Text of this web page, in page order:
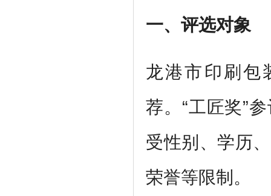
一、评选对象
龙港市印刷包
荐。“工匠奖”
受性别、学历
荣誉等限制。